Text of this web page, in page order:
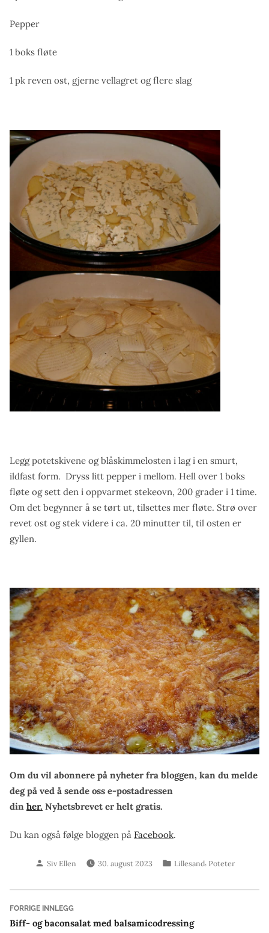
Pepper
1 boks fløte
1 pk reven ost, gjerne vellagret og flere slag
Legg potetskivene og blåskimmelosten i lag i en smurt,
ildfast form. Dryss litt pepper i mellom. Hell over 1 boks
fløte og sett den i oppvarmet stekeovn, 200 grader i 1 time.
Om det begynner å se tørt ut, tilsettes mer fløte. Strø over
revet ost og stek videre i ca. 20 minutter til, til osten er
gyllen.
Om du vil abonnere på nyheter fra bloggen, kan du melde
deg på ved å sende oss e-postadressen
din her. Nyhetsbrevet er helt gratis.
Du kan også følge bloggen på Facebook.
Skrevet
Siv Ellen 30. august 2023
Publisert
Lillesand, Poteter
Innleggsnavigasjon
FORRIGE INNLEGGForrige
innlegg:
Biff- og baconsalat med balsamicodressing